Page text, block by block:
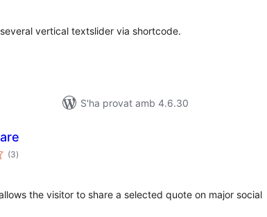
vertical textslider via shortcode.
S'ha provat amb 4.6.30
(3puntuacions
totals
)
the visitor to share a selected quote on major social